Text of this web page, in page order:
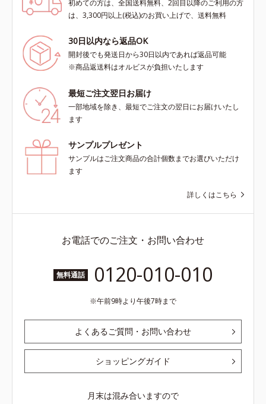
初めての方は、全国送料無料、2回目以降のご利用の方
は、3,300円以上(税込)のお買い上げで、送料無料
30日以内なら返品OK
開封後でも発送日から30日以内であれば返品可能
※商品返送料はオルビスが負担いたします
最短ご注文翌日お届け
一部地域を除き、最短でご注文の翌日にお届けいたし
ます
サンプルプレゼント
サンプルはご注文商品の合計個数までお選びいただけ
ます
詳しくはこちら
お電話でのご注文・お問い合わせ
無料通話 0120-010-010
午前9時より午後7時まで
よくあるご質問・お問い合わせ
ショッピングガイド
月末は混み合いますので